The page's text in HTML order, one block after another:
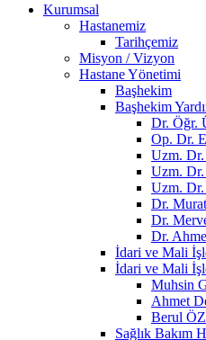
Kurumsal
Hastanemiz
Tarihçemiz
Misyon / Vizyon
Hastane Yönetimi
Başhekim
Başhekim
Dr. Öğr.
Op. Dr.
Uzm.
Uzm.
Uzm.
Dr.
Dr.
Dr.
İdari ve Mali
İdari ve Mali
Muhsin
Ahmet
Berul
Sağlık Bakım